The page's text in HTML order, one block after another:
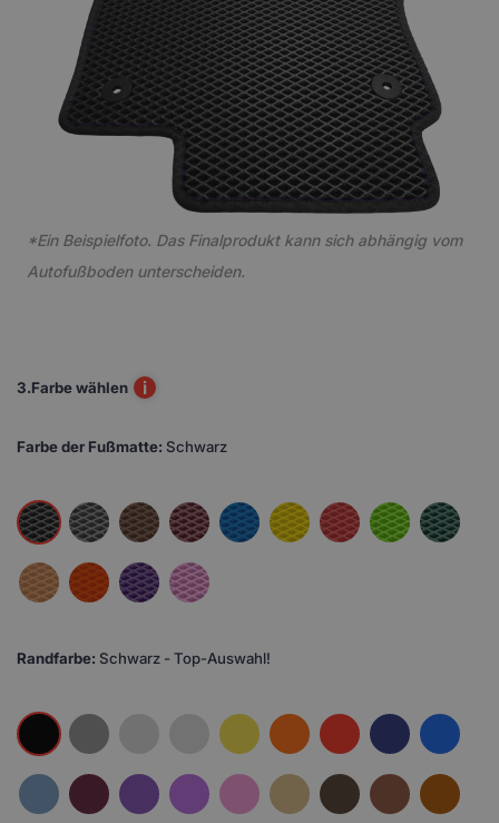
*Ein Beispielfoto. Das Finalprodukt kann sich abhängig vom
Autofußboden unterscheiden.
3.Farbe wählen i
Farbe der Fußmatte: Schwarz
Randfarbe: Schwarz - Top-Auswahl!